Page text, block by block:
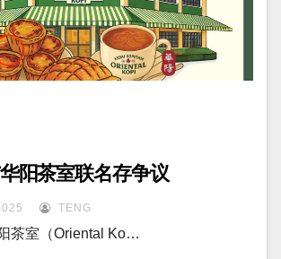
阳茶室联名存争议
TENG
茶室（Oriental Ko…